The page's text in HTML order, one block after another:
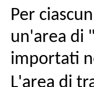
Per
un'area di
importati
L'area di